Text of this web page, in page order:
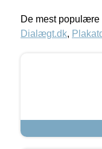
De mest
Dialægt.dk,